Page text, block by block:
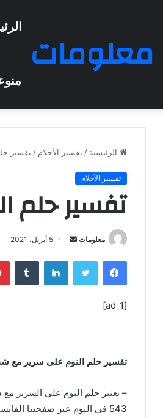
معلومات
الرئيسية / تفسير الأحلام / تفسير
تفسير الأحلام
تفسير حلم
معلومات
ل
ك
5 أبريل، 2021
فيسبوك لينكدإن
[ad_1]
تفسير حلم النوم على سرير مع
– يعتبر حلم النوم على السرير
543 في اليوم عبر صفحتنا الفايسبوك التابعة لمنصتنا الإلكتروتيا